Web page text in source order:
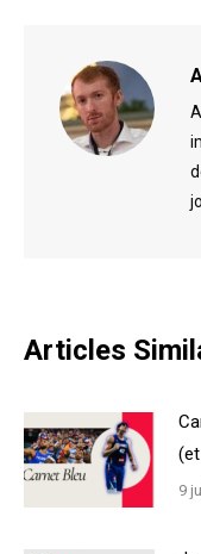
Articles
9